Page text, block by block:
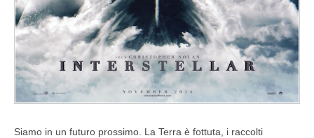
Siamo in un futuro prossimo. La Terra è fottuta, i raccolti